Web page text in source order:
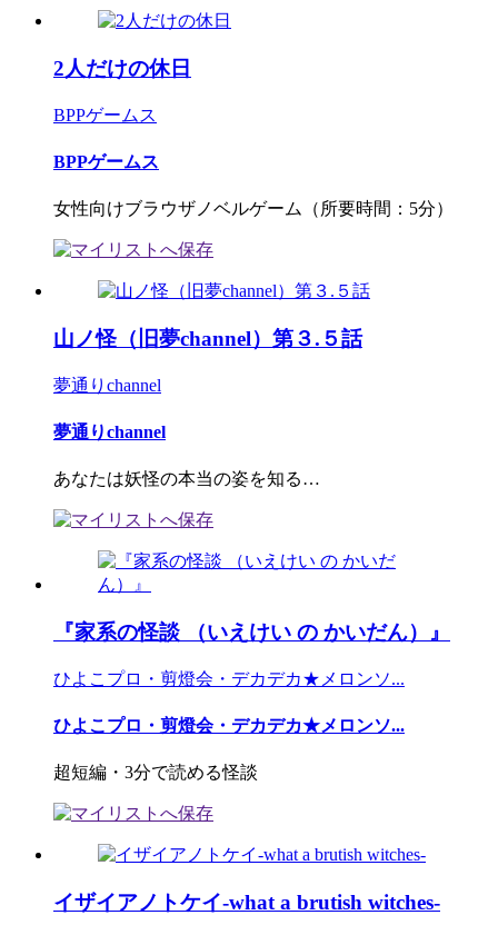
2人だけの休日
BPPゲームス
BPPゲームス
女性向けブラウザノベルゲーム（所要時間：5分）
山ノ怪（旧夢channel）第３.５話
夢通りchannel
夢通りchannel
あなたは妖怪の本当の姿を知る…
『家系の怪談 （いえけい の かいだん）』
ひよこプロ・剪燈会・デカデカ★メロンソ...
ひよこプロ・剪燈会・デカデカ★メロンソ...
超短編・3分で読める怪談
イザイアノトケイ‐what a brutish witches‐